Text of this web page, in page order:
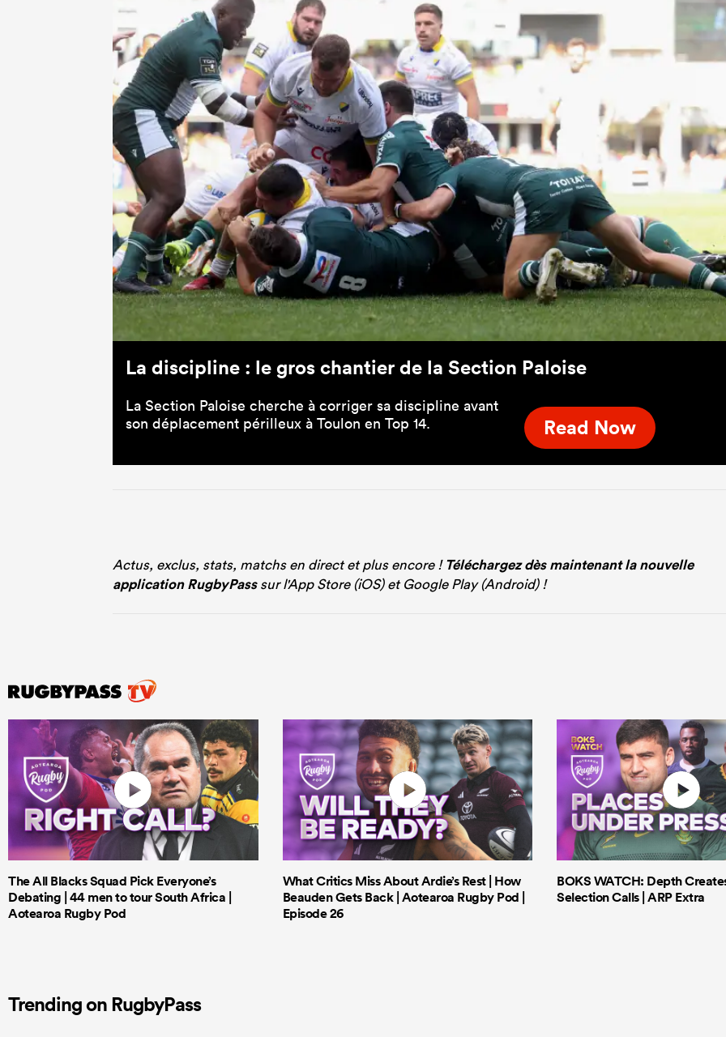
La discipline : le gros chantier de la Section Paloise
La Section Paloise cherche à corriger sa discipline avant
son déplacement périlleux à Toulon en Top 14.
Read Now
Actus, exclus, stats, matchs en direct et plus encore !Téléchargez dès maintenant la nouvelle
application RugbyPasssur l'App Store (iOS) et Google Play (Android) !
The All Blacks Squad Pick Everyone’s
Debating | 44 men to tour South Africa |
Aotearoa Rugby Pod
What Critics Miss About Ardie’s Rest | How
Beauden Gets Back | Aotearoa Rugby Pod |
Episode 26
BOKS WATCH: Depth
Selection Calls | ARP Extra
Trending on RugbyPass